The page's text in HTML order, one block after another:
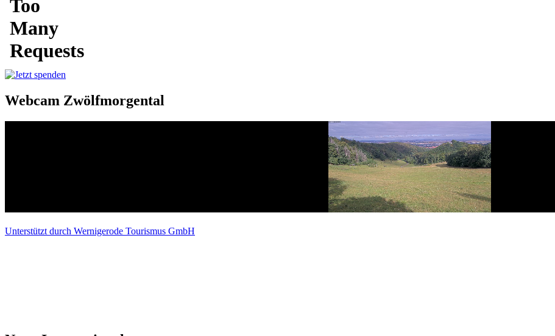
Webcam Zwölfmorgental
Unterstützt durch Wernigerode Tourismus GmbH